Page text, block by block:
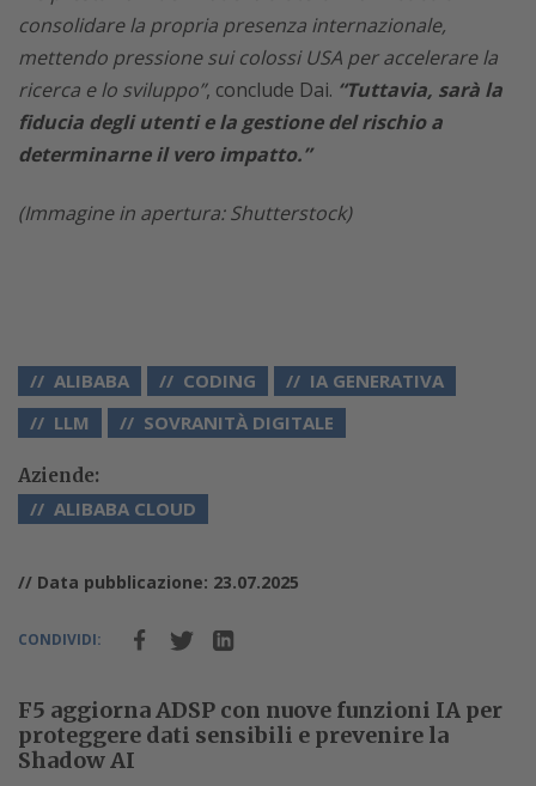
consolidare la propria presenza internazionale,
mettendo pressione sui colossi USA per accelerare la
ricerca e lo sviluppo”, conclude Dai. “Tuttavia, sarà la
fiducia degli utenti e la gestione del rischio a
determinarne il vero impatto.”
(Immagine in apertura: Shutterstock)
ALIBABA CODING
IA GENERATIVA
LLM
SOVRANITÀ DIGITALE
Aziende:
ALIBABA CLOUD
// Data pubblicazione: 23.07.2025
CONDIVIDI:
F5 aggiorna ADSP con nuove funzioni IA per
proteggere dati sensibili e prevenire la
Shadow AI